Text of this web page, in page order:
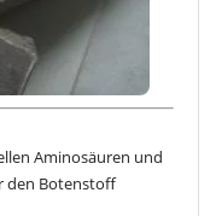
Aminosäuren und
den Botenstoff